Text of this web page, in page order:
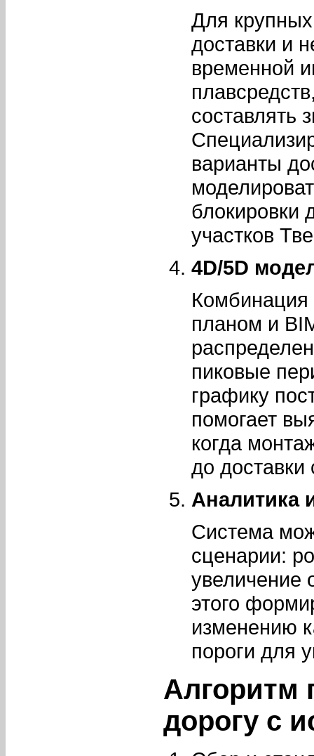
Для
доставки и
временной
составлять
варианты
блокировки
участков
4D/5D
планом и
пиковые
графику
помогает
когда
до доставки
Аналитика
Система
сценарии:
увеличение
этого
изменению
пороги для
Алгоритм
дорогу с